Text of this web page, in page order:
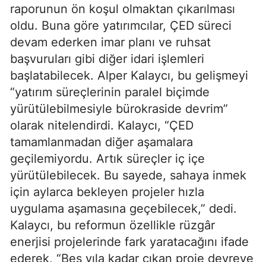
raporunun ön koşul olmaktan çıkarılması
oldu. Buna göre yatırımcılar, ÇED süreci
devam ederken imar planı ve ruhsat
başvuruları gibi diğer idari işlemleri
başlatabilecek. Alper Kalaycı, bu gelişmeyi
“yatırım süreçlerinin paralel biçimde
yürütülebilmesiyle bürokraside devrim”
olarak nitelendirdi. Kalaycı, “ÇED
tamamlanmadan diğer aşamalara
geçilemiyordu. Artık süreçler iç içe
yürütülebilecek. Bu sayede, sahaya inmek
için aylarca bekleyen projeler hızla
uygulama aşamasına geçebilecek,” dedi.
Kalaycı, bu reformun özellikle rüzgâr
enerjisi projelerinde fark yaratacağını ifade
ederek, “Beş yıla kadar çıkan proje devreye